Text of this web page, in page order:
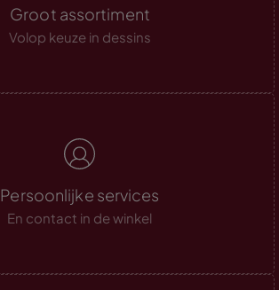
Groot assortiment
Volop keuze in dessins
Persoonlijke services
En contact in de winkel